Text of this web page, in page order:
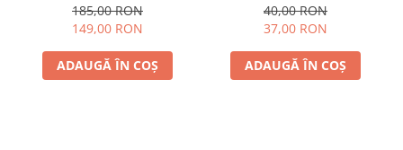
185,00 RON
149,00 RON
ADAUGĂ ÎN COȘ
40,00 RON
37,00 RON
ADAUGĂ ÎN COȘ